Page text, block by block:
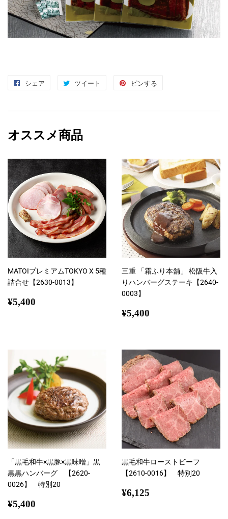
シェア
Facebook
シ
ェ
す
る
ツイート
Twitter
投
る
ピンする
ピ
る
オススメ商品
MATOIプレミアムTOKYO X 5種
詰合せ【2630-0013】
通
¥5,400
三重 「霜ふり本舗」 松阪牛入
りハンバーグステーキ【2640-
0003】
通
¥5,400
「黒毛和牛×黒豚×黒味噌」黒
黒黒ハンバーグ 【2620-
0026】 特別20
通
¥5,400
黒毛和牛ローストビーフ
【2610-0016】 特別20
通
¥6,125